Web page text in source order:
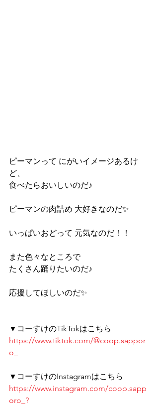
ピーマンって にがいイメージあるけ
ど、
食べたらおいしいのだ♪
ピーマンの肉詰め 大好きなのだ✨
いっぱいおどって 元気なのだ！！
また色々なところで
たくさん踊りたいのだ♪
応援してほしいのだ✨
▼コーすけのTikTokはこちら
https://www.tiktok.com/@coop.sappor
o_
▼コーすけのInstagramはこちら
https://www.instagram.com/coop.sapp
oro_?